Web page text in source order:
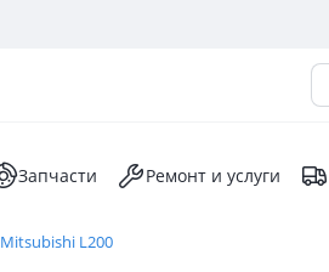
Запчасти Ремонт и услуги
Mitsubishi L200